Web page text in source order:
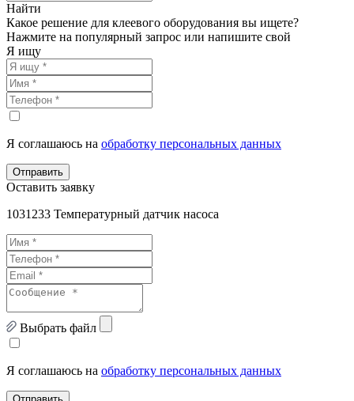
Найти
Какое решение для клеевого оборудования вы ищете?
Нажмите на популярный запрос или напишите свой
Я ищу
Я соглашаюсь на обработку персональных данных
Отправить
Оставить заявку
1031233 Температурный датчик насоса
Выбрать файл
Я соглашаюсь на обработку персональных данных